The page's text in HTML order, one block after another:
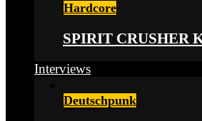
Hardcore
SPIRIT CRUSHER
Interviews
Deutschpunk